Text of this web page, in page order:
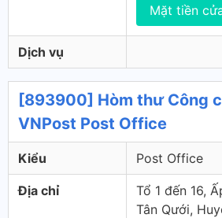
Mặt tiền
Dịch vụ
[893900] Hòm thư Công
VNPost Post Office
Kiểu Post Office
Địa chỉ
Tổ 1 đến 16,
Tân Qưới,